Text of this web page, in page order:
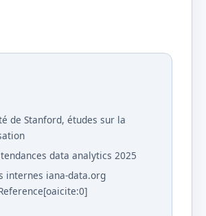
de Stanford, études sur la
data analytics 2025
internes iana-data.org